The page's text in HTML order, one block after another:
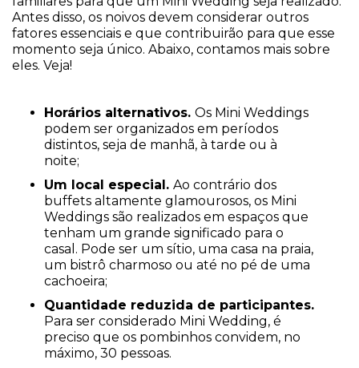
Antes disso, os noivos devem considerar outros
fatores essenciais e que contribuirão para que esse
momento seja único. Abaixo, contamos mais sobre
eles. Veja!
Horários alternativos. Os Mini Weddings
podem ser organizados em períodos
distintos, seja de manhã, à tarde ou à
noite;
Um local especial. Ao contrário dos
buffets altamente glamourosos, os Mini
Weddings são realizados em espaços que
tenham um grande significado para o
casal. Pode ser um sítio, uma casa na praia,
um bistrô charmoso ou até no pé de uma
cachoeira;
Quantidade reduzida de participantes.
Para ser considerado Mini Wedding, é
preciso que os pombinhos convidem, no
máximo, 30 pessoas.